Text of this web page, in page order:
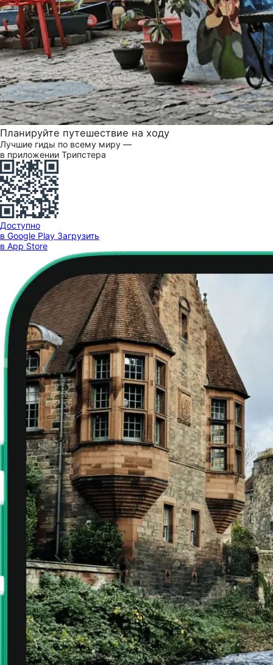
Планируйте путешествие на ходу
Лучшие гиды по всему миру —
в приложении Трипстера
Доступно
в Google Play Загрузить
в App Store